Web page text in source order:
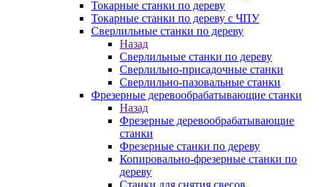
Токарные станки по дереву
Токарные станки по дереву с ЧПУ
Сверлильные станки по дереву
Назад
Сверлильные станки по дереву
Сверлильно-присадочные станки
Сверлильно-пазовальные станки
Фрезерные деревообрабатывающие станки
Назад
Фрезерные деревообрабатывающие
станки
Фрезерные станки по дереву
Копировально-фрезерные станки по
дереву
Станки для снятия свесов